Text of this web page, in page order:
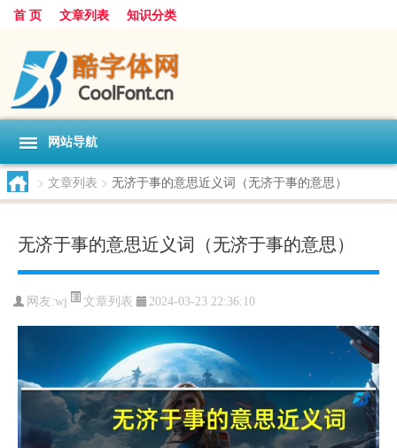
首 页 文章列表 知识分类
网站导航
> 文章列表 > 无济于事的意思近义词（无济于事的意思）
无济于事的意思近义词（无济于事的意思）
网友:wj 文章列表 2024-03-23 22:36:10